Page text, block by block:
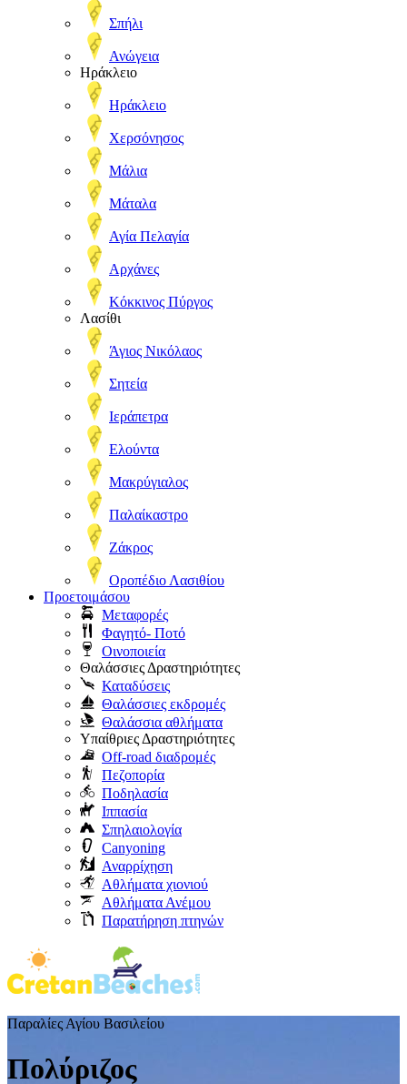
Σπήλι
Ανώγεια
Ηράκλειο
Ηράκλειο
Χερσόνησος
Μάλια
Μάταλα
Αγία Πελαγία
Αρχάνες
Κόκκινος Πύργος
Λασίθι
Άγιος Νικόλαος
Σητεία
Ιεράπετρα
Ελούντα
Μακρύγιαλος
Παλαίκαστρο
Ζάκρος
Οροπέδιο Λασιθίου
Προετοιμάσου
Μεταφορές
Φαγητό- Ποτό
Οινοποιεία
Θαλάσσιες Δραστηριότητες
Καταδύσεις
Θαλάσσιες εκδρομές
Θαλάσσια αθλήματα
Υπαίθριες Δραστηριότητες
Off-road διαδρομές
Πεζοπορία
Ποδηλασία
Ιππασία
Σπηλαιολογία
Canyoning
Αναρρίχηση
Αθλήματα χιονιού
Αθλήματα Ανέμου
Παρατήρηση πτηνών
Παραλίες Αγίου Βασιλείου
Πολύριζος